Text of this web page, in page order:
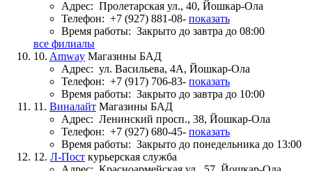
Адрес: Пролетарская ул., 40, Йошкар-Ола
Телефон: +7 (927) 881-08- показать
Время работы: Закрыто до завтра до 08:00
все филиалы
10. Amway Магазины БАД
Адрес: ул. Васильева, 4А, Йошкар-Ола
Телефон: +7 (917) 706-83- показать
Время работы: Закрыто до завтра до 10:00
11. Виналайт Магазины БАД
Адрес: Ленинский просп., 38, Йошкар-Ола
Телефон: +7 (927) 680-45- показать
Время работы: Закрыто до понедельника до 13:00
12. Л-Пост курьерская служба